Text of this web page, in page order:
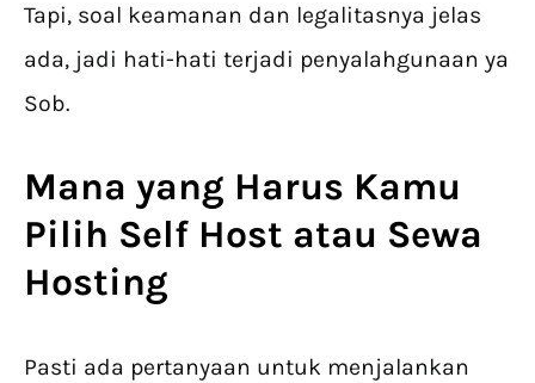
Tapi, soal keamanan dan legalitasnya jelas
ada, jadi hati-hati terjadi penyalahgunaan ya
Sob.
Mana yang Harus Kamu
Pilih Self Host atau Sewa
Hosting
Pasti ada pertanyaan untuk menjalankan